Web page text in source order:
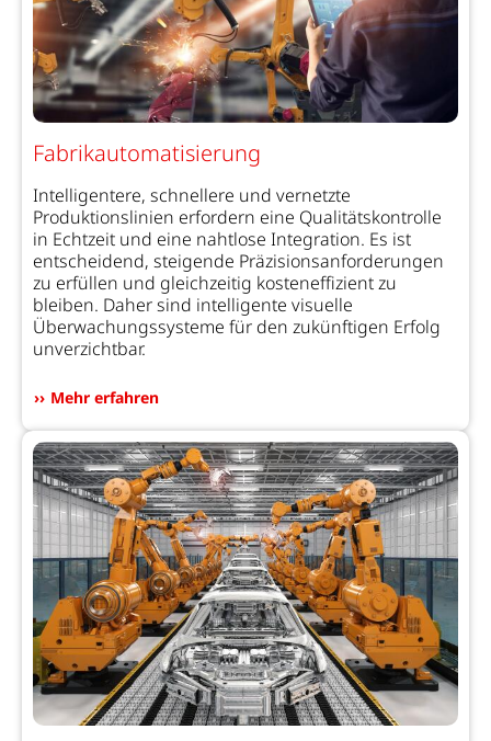
Fabrikautomatisierung
Intelligentere, schnellere und vernetzte
Produktionslinien erfordern eine Qualitätskontrolle
in Echtzeit und eine nahtlose Integration. Es ist
entscheidend, steigende Präzisionsanforderungen
zu erfüllen und gleichzeitig kosteneffizient zu
bleiben. Daher sind intelligente visuelle
Überwachungssysteme für den zukünftigen Erfolg
unverzichtbar.
Mehr erfahren